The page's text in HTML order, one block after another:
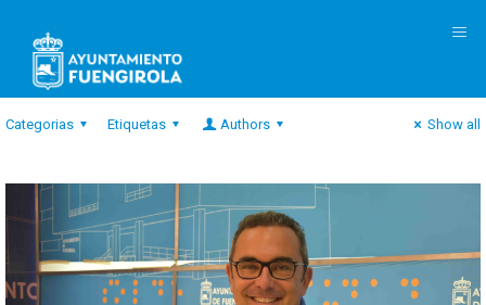
Categorias Etiquetas Authors Show all